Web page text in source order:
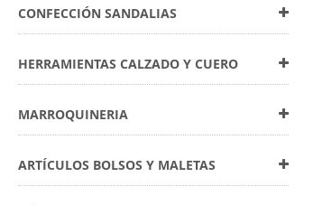
CONFECCIÓN SANDALIAS
HERRAMIENTAS CALZADO Y CUERO
MARROQUINERIA
ARTÍCULOS BOLSOS Y MALETAS